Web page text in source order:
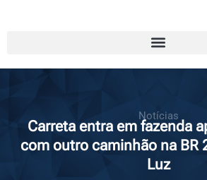
Notícias
Carreta entra em fazenda
com outro caminhão na BR
Luz